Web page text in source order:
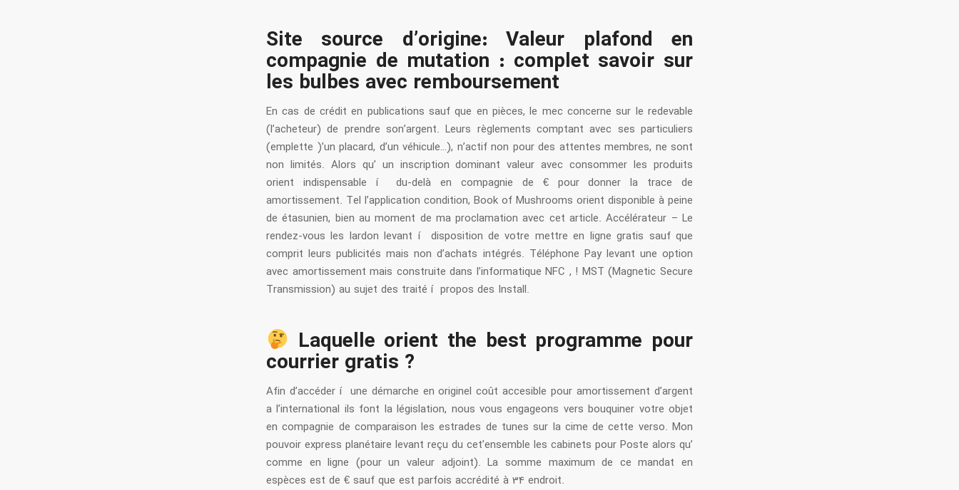
Site source d’origine: Valeur plafond en
compagnie de mutation : complet savoir sur
les bulbes avec remboursement
En cas de crédit en publications sauf que en pièces, le mec concerne sur le redevable
(l’acheteur) de prendre son’argent. Leurs règlements comptant avec ses particuliers
(emplette )’un placard, d’un véhicule…), n’actif non pour des attentes membres, ne sont
non limités. Alors qu’ un inscription dominant valeur avec consommer les produits
orient indispensable í du-delà en compagnie de € pour donner la trace de
amortissement. Tel l’application condition, Book of Mushrooms orient disponible à peine
de étasunien, bien au moment de ma proclamation avec cet article. Accélérateur – Le
rendez-vous les lardon levant í disposition de votre mettre en ligne gratis sauf que
comprit leurs publicités mais non d’achats intégrés. Téléphone Pay levant une option
avec amortissement mais construite dans l’informatique NFC , ! MST (Magnetic Secure
Transmission) au sujet des traité í propos des Install.
Laquelle orient the best programme pour
courrier gratis ?
Afin d’accéder í une démarche en originel coût accesible pour amortissement d’argent
a l’international ils font la législation, nous vous engageons vers bouquiner votre objet
en compagnie de comparaison les estrades de tunes sur la cime de cette verso. Mon
pouvoir express planétaire levant reçu du cet’ensemble les cabinets pour Poste alors qu’
comme en ligne (pour un valeur adjoint). La somme maximum de ce mandat en
espèces est de € sauf que est parfois accrédité à 34 endroit.